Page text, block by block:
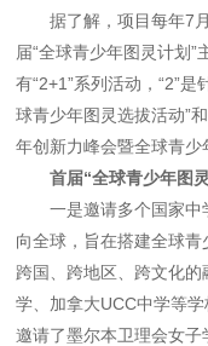
据了解，项目每年7
届“全球青少年图灵计划”
有“2+1”系列活动，“2”
球青少年图灵选拔活动”
年创新力峰会暨全球青少
首届“全球青少年图
一是邀请多个国家
向全球，旨在搭建全球
跨国、跨地区、跨文化
学、加拿大UCC中学等
邀请了墨尔本卫理会女